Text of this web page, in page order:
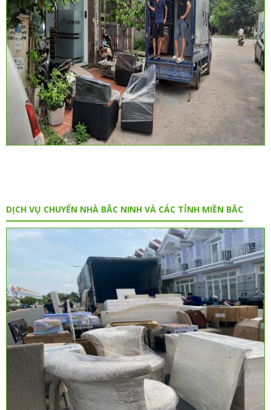
DỊCH VỤ CHUYỂN NHÀ BẮC NINH VÀ CÁC TỈNH MIỀN BẮC